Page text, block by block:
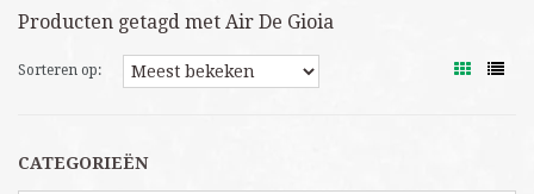
Producten getagd met Air De Gioia
Sorteren op:
CATEGORIEËN